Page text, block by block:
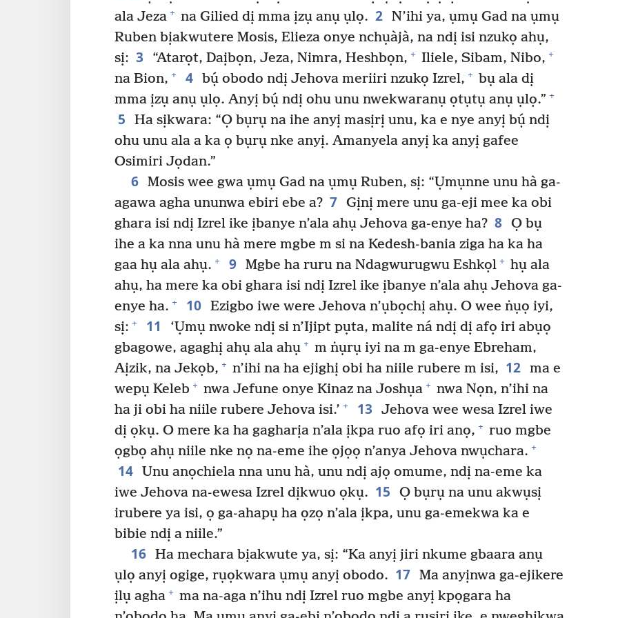
ala Jeza + na Gilied dị mma ịzụ anụ ụlọ. 2 N’ihi ya, ụmụ Gad na ụmụ
Ruben bịakwutere Mosis, Elieza onye nchụàjà, na ndị isi nzukọ ahụ,
sị: 3 “Atarọt, Daịbọn, Jeza, Nimra, Heshbọn, + Iliele, Sibam, Nibo, +
na Bion, + 4 bụ́ obodo ndị Jehova meriiri nzukọ Izrel, + bụ ala dị
mma ịzụ anụ ụlọ. Anyị bụ́ ndị ohu unu nwekwaranụ ọtụtụ anụ ụlọ.” +
5
Ha sịkwara: “Ọ bụrụ na ihe anyị masịrị unu, ka e nye anyị bụ́ ndị
ohu unu ala a ka ọ bụrụ nke anyị. Amanyela anyị ka anyị gafee
Osimiri Jọdan.”
6 Mosis wee gwa ụmụ Gad na ụmụ Ruben, sị: “Ụmụnne unu hà ga-
agawa agha ununwa ebiri ebe a? 7 Gịnị mere unu ga-eji mee ka obi
ghara isi ndị Izrel ike ịbanye n’ala ahụ Jehova ga-enye ha? 8 Ọ bụ
ihe a ka nna unu hà mere mgbe m si na Kedesh-bania ziga ha ka ha
gaa hụ ala ahụ. + 9 Mgbe ha ruru na Ndagwurugwu Eshkọl + hụ ala
ahụ, ha mere ka obi ghara isi ndị Izrel ike ịbanye n’ala ahụ Jehova ga-
enye ha. + 10 Ezigbo iwe were Jehova n’ụbọchị ahụ. O wee ṅụọ iyi,
sị: + 11
‘Ụmụ nwoke ndị si n’Ijipt pụta, malite ná ndị dị afọ iri abụọ
gbagowe, agaghị ahụ ala ahụ + m ṅụrụ iyi na m ga-enye Ebreham,
Aịzik, na Jekọb, + n’ihi na ha ejighị obi ha niile rubere m isi, 12 ma e
wepụ Keleb + nwa Jefune onye Kinaz na Joshụa + nwa Nọn, n’ihi na
ha ji obi ha niile rubere Jehova isi.’ + 13
Jehova wee wesa Izrel iwe
dị ọkụ. O mere ka ha gagharịa n’ala ịkpa ruo afọ iri anọ, + ruo mgbe
ọgbọ ahụ niile nke nọ na-eme ihe ọjọọ n’anya Jehova nwụchara. +
14 Unu anọchiela nna unu hà, unu ndị ajọ omume, ndị na-eme ka
iwe Jehova na-ewesa Izrel dịkwuo ọkụ. 15
Ọ bụrụ na unu akwụsị
irubere ya isi, ọ ga-ahapụ ha ọzọ n’ala ịkpa, unu ga-emekwa ka e
bibie ndị a niile.”
16 Ha mechara bịakwute ya, sị: “Ka anyị jiri nkume gbaara anụ
ụlọ anyị ogige, rụọkwara ụmụ anyị obodo. 17 Ma anyịnwa ga-ejikere
ịlụ agha + ma na-aga n’ihu ndị Izrel ruo mgbe anyị kpọgara ha